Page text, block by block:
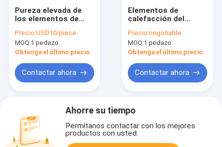
Pureza elevada de
los elementos de
disilicida del
molibdeno 99,9% en
forma de "U"
Precio:USD10/piece
MOQ:1 pedazo
Obtenga el último precio
Contactar ahora
Elementos de
calefacción del
molibdeno de los
elementos de
calefacción MoSi2
Precio:negotiable
MOQ:1 pedazo
Obtenga el último precio
Contactar ahora
Ahorre su tiempo
Permítanos contactar con los mejores
productos con usted.